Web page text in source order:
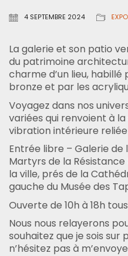
4 SEPTEMBRE 2024
La galerie et son patio
du patrimoine
charme d’un lieu,
bronze et par les
Voyagez dans nos
variées qui renvoient à
vibration intérieure
Entrée libre – Galerie de
Martyrs de la
la ville, prés de la
gauche du Musée des
Ouverte de 10h à 18h
Nous nous relayerons
souhaitez que je sois sur
n’hésitez pas à